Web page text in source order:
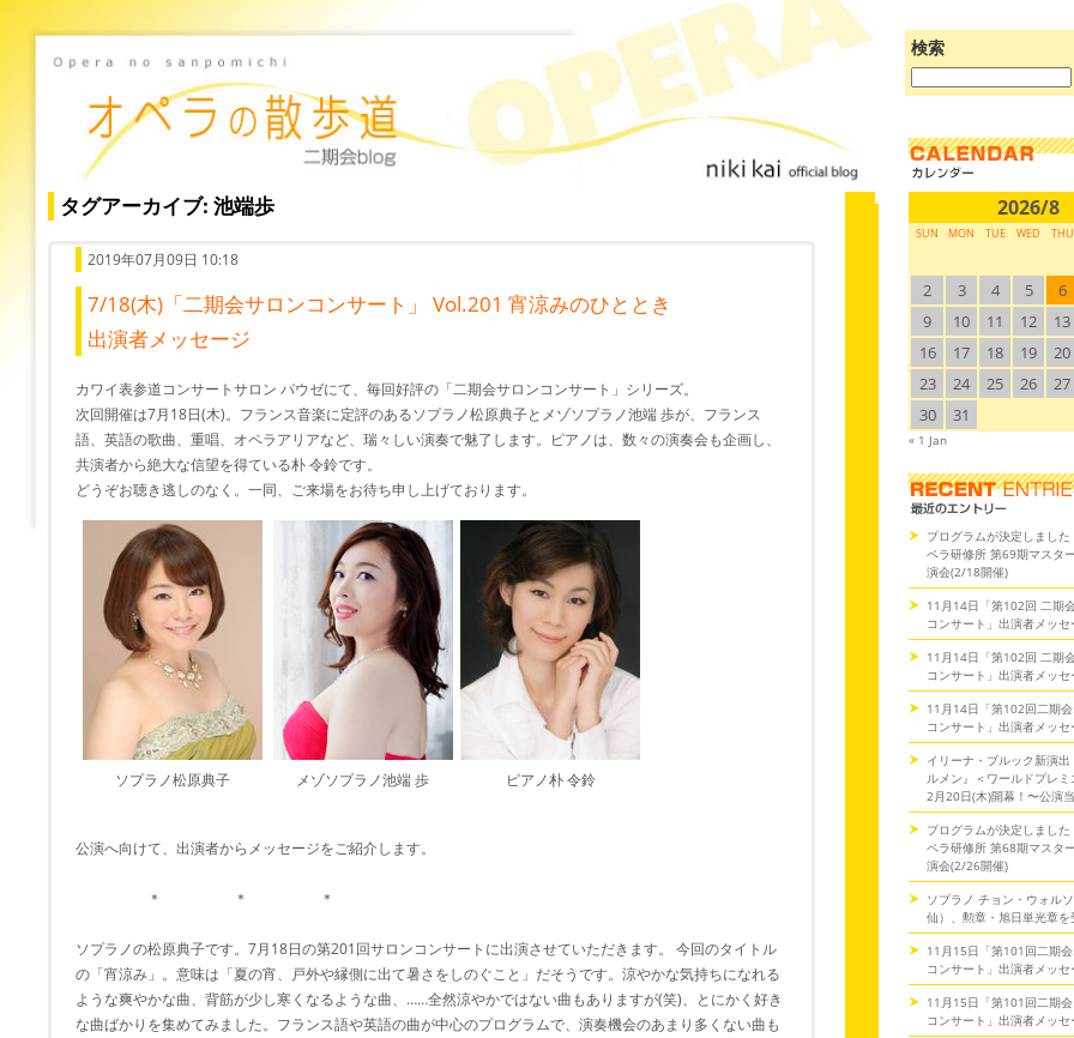
検索
ブ
ロ
検
索:
タグアーカイブ: 池端歩
2019年07月09日 10:18
7/18(木)「二期会サロンコンサート」 Vol.201 宵涼みのひととき
出演者メッセージ
カワイ表参道コンサートサロン パウゼにて、毎回好評の「二期会サロンコンサート」シリーズ。
次回開催は7月18日(木)。フランス音楽に定評のあるソプラノ松原典子とメゾソプラノ池端 歩が、フランス
語、英語の歌曲、重唱、オペラアリアなど、瑞々しい演奏で魅了します。ピアノは、数々の演奏会も企画し、
共演者から絶大な信望を得ている朴 令鈴です。
どうぞお聴き逃しのなく。一同、ご来場をお待ち申し上げております。
ソプラノ松原典子 メゾソプラノ池端 歩 ピアノ朴 令鈴
公演へ向けて、出演者からメッセージをご紹介します。
＊ ＊ ＊
ソプラノの松原典子です。7月18日の第201回サロンコンサートに出演させていただきます。 今回のタイトル
の「宵涼み」。意味は「夏の宵、戸外や縁側に出て暑さをしのぐこと」だそうです。涼やかな気持ちになれる
ような爽やかな曲、背筋が少し寒くなるような曲、……全然涼やかではない曲もありますが(笑)、とにかく好き
な曲ばかりを集めてみました。フランス語や英語の曲が中心のプログラムで、演奏機会のあまり多くない曲も
2026/8
SUN MON TUE WED THU
2
3 4 5 6
9
10 11 12 13
16
17 18 19 20
23
24 25 26 27
30
31
« 1 Jan
プログラムが決定しました
ペラ研修所 第69期マスタ
演会(2/18開催)
11月14日「第102回 二期
コンサート」出演者メッセ
11月14日「第102回 二期
コンサート」出演者メッセ
11月14日「第102回二期
コンサート」出演者メッセ
イリーナ・ブルック新演出
ルメン』＜ワールドプレミ
2月20日(木)開幕！〜公演
プログラムが決定しました
ペラ研修所 第68期マスタ
演会(2/26開催)
ソプラノ チョン・ウォル
仙）、勲章・旭日単光章を
11月15日「第101回二期
コンサート」出演者メッセ
11月15日「第101回二期
コンサート」出演者メッセ